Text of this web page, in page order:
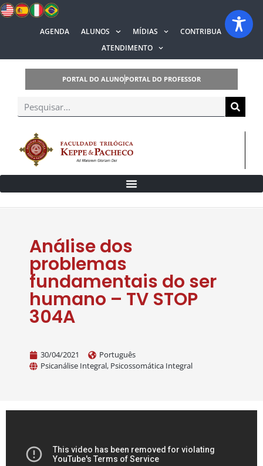
AGENDA ALUNOS MÍDIAS
CONTRIBUA
ATENDIMENTO
PORTAL DO ALUNO PORTAL DO PROFESSOR
Análise dos
problemas
fundamentais do ser
humano – TV STOP
304A
30/04/2021
Português
Psicanálise Integral, Psicossomática Integral